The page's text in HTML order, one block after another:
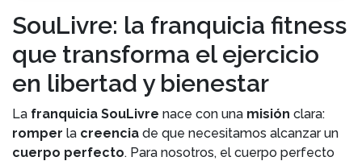
SouLivre: la franquicia fitness
que transforma el ejercicio
en libertad y bienestar
La franquicia SouLivre nace con una misión clara:
romper la creencia de que necesitamos alcanzar un
cuerpo perfecto. Para nosotros, el cuerpo perfecto